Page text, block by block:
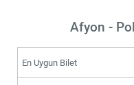
Afyon -
En Uygun Bilet